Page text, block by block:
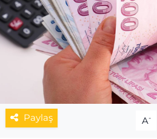
Paylaş A-
ESKİŞEHİRSPOR